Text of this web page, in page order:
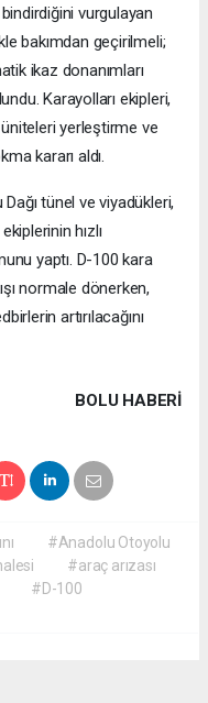
vurgulayan
bakımdan geçirilmeli;
ikaz donanımları
Karayolları ekipleri,
yerleştirme ve
kararı aldı.
Dağı tünel ve viyadükleri,
hızlı
yaptı. D-100 kara
normale dönerken,
artırılacağını
BOLU HABERİ
#Anadolu Otoyolu
#araç arızası
#D-100